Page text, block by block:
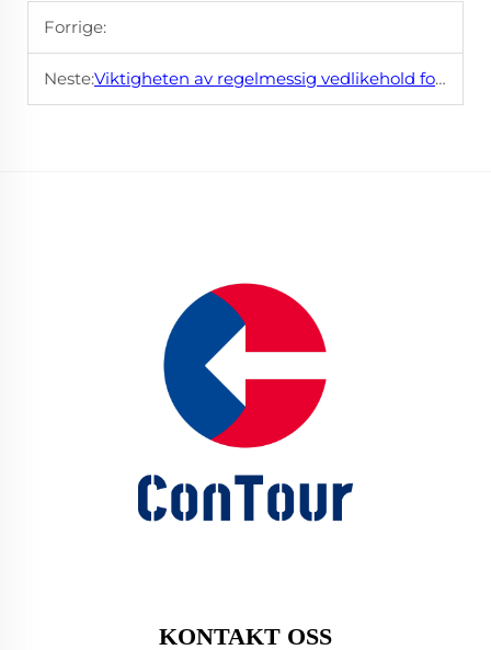
Forrige:
Neste:Viktigheten av regelmessig vedlikehold for din veiskammer
KONTAKT OSS